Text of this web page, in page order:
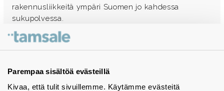
Parempaa sisältöä evästeillä
Kivaa, että tulit sivuillemme. Käytämme evästeitä
rakennusliikkeitä ympäri Suomen jo kahdessa
sukupolvessa.
Ota yhteyttä - autamme mielellämme
Tuotekuvastot
Instagram